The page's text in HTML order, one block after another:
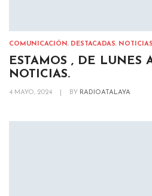
COMUNICACIÓN, DESTACADAS, NOTICIAS
ESTAMOS , DE LUNES
NOTICIAS.
4 MAYO, 2024 BY RADIOATALAYA